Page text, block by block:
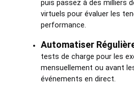
puis passez à des milliers
virtuels pour évaluer les
performance.
Automatiser
tests de charge pour les
mensuellement ou avant
événements en direct.